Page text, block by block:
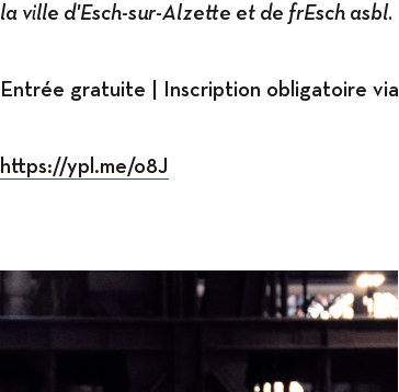
la ville d'Esch-sur-Alzette et de frEsch asbl.
Entrée gratuite | Inscription obligatoire via
https://ypl.me/o8J